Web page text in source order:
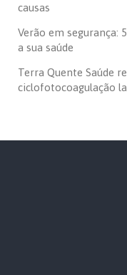
causas
Verão em segurança:
a sua saúde
Terra Quente Saúde
ciclofotocoagulação